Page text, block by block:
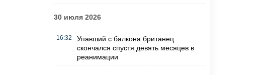
30 июля 2026
16:32
Упавший с балкона британец
скончался спустя девять месяцев в
реанимации